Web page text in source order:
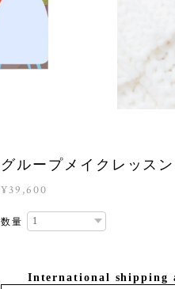
グループメイクレッスン
¥39,600
数量
International shipping